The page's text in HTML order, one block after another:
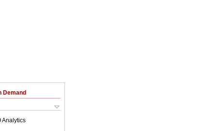
Demand
Analytics